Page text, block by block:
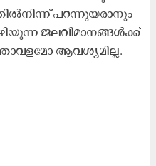
പ​റ​ന്നു​യ​രാ​നും
ജ​ല​വി​മാ​ന​ങ്ങ​ൾ​ക്ക്​
ആ​വ​ശ്യ​മി​ല്ല.